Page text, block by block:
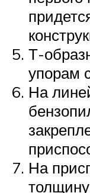
Т-
упорам
На
На